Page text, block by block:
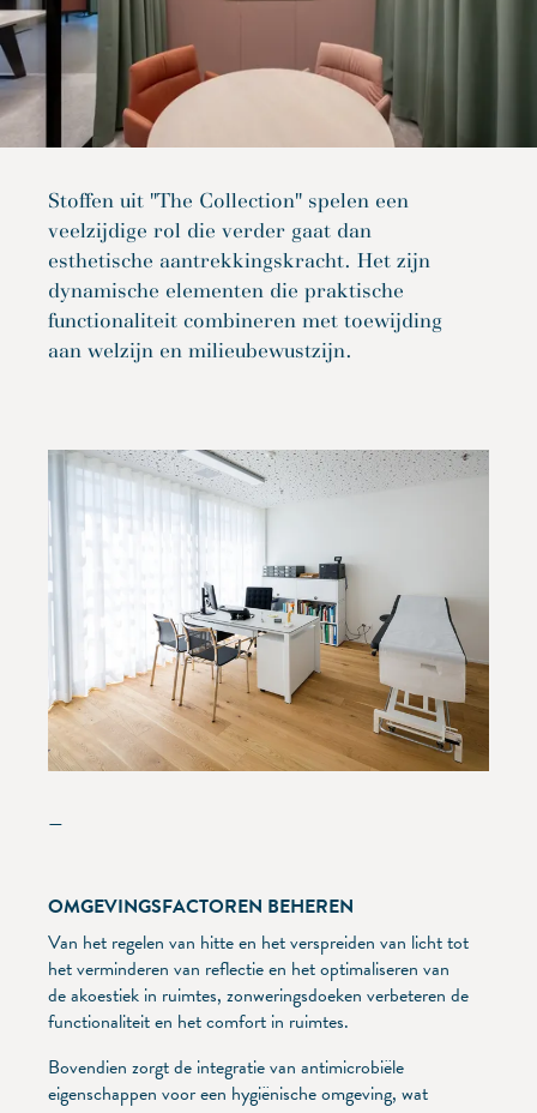
Stoffen uit "The Collection" spelen een
veelzijdige rol die verder gaat dan
esthetische aantrekkingskracht. Het zijn
dynamische elementen die praktische
functionaliteit combineren met toewijding
aan welzijn en milieubewustzijn.
—
OMGEVINGSFACTOREN BEHEREN
Van het regelen van hitte en het verspreiden van licht tot
het verminderen van reflectie en het optimaliseren van
de akoestiek in ruimtes, zonweringsdoeken verbeteren de
functionaliteit en het comfort in ruimtes.
Bovendien zorgt de integratie van antimicrobiële
eigenschappen voor een hygiënische omgeving, wat